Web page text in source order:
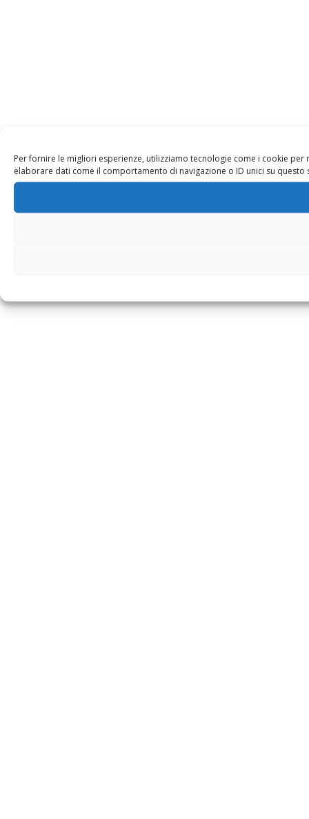
Per fornire le migliori esperienze, utilizziamo tecnologie come i cookie
elaborare dati come il comportamento di navigazione o ID unici su